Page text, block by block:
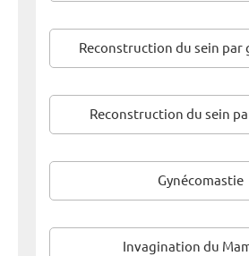
Reconstruction du sein par
Reconstruction du sein
Gynécomastie
Invagination du